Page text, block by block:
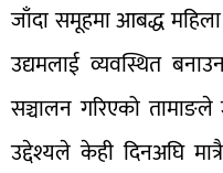
जाँदा समूहमा आबद्ध
उद्यमलाई व्यवस्थित
सञ्चालन गरिएको तामाङले
उद्देश्यले केही दिनअघि